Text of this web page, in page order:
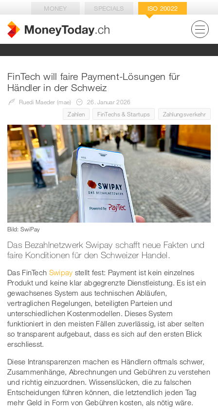
MONEY SPECIALS ISO 20022
FinTech will faire Payment-Lösungen für
Händler in der Schweiz
Ruedi Maeder (mae)
26. Januar 2026
Zahlen
FinTechs & Startups Zahlungsverkehr
Bild: SwiPay
Das Bezahlnetzwerk Swipay schafft neue Fakten und
faire Konditionen für den Schweizer Handel.
Das FinTech Swipay stellt fest: Payment ist kein einzelnes
Produkt und keine klar abgegrenzte Dienstleistung. Es ist ein
gewachsenes System aus technischen Abläufen,
vertraglichen Regelungen, beteiligten Parteien und
unterschiedlichen Kostenmodellen. Dieses System
funktioniert in den meisten Fällen zuverlässig, ist aber selten
so transparent aufgebaut, dass es sich auf den ersten Blick
erschliesst.
Diese Intransparenzen machen es Händlern oftmals schwer,
Zusammenhänge, Abrechnungen und Gebühren zu verstehen
und richtig einzuordnen. Wissenslücken, die zu falschen
Entscheidungen führen können, die letztendlich jeden Tag
mehr Geld in Form von Gebühren kosten, als nötig wäre.